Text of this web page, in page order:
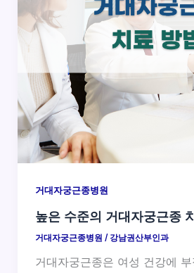
거대자궁근종병원
높은 수준의 거대자궁근종
거대자궁근종병원 / 강남권산부인과
거대자궁근종은 여성 건강에